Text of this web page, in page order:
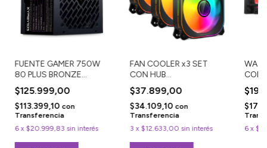
FUENTE GAMER 750W
80 PLUS BRONZE
KCCFA750-80PBB
$125.999,00
$113.399,10 con
Transferencia
6 x $20.999,83 sin interés
FAN COOLER x3 SET
CON HUB
CONTROLADORA FC-
1281A
$37.899,00
$34.109,10 con
Transferencia
3 x $12.633,00 sin interés
CON
2.8"
6 x